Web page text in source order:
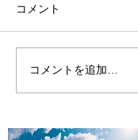
コメント
コメントを追加…